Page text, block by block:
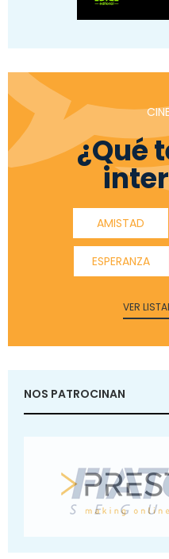
¿Qué
AMISTAD
ESPERANZA
VER
NOS PATROCINAN